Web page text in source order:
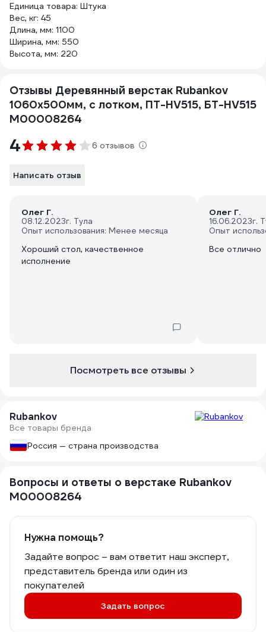
Единица товара: Штука
Вес, кг: 45
Длина, мм: 1100
Ширина, мм: 550
Высота, мм: 220
Отзывы Деревянный верстак Rubankov
1060х500мм, с лотком, ПТ-HV515, БТ-HV515
М00008264
4 6 отзывов
Написать отзыв
Олег Г.
08.12.2023г. Тула
Опыт использования: Менее месяца
Хороший стол, качественное
исполнение
Олег Г.
16.06.2023г.
Опыт
Все отлично
Посмотреть все отзывы
Rubankov
Все товары бренда
Россия — страна производства
Вопросы и ответы о верстаке Rubankov
М00008264
Нужна помощь?
Задайте вопрос – вам ответит наш эксперт,
представитель бренда или один из
покупателей
Задать вопрос